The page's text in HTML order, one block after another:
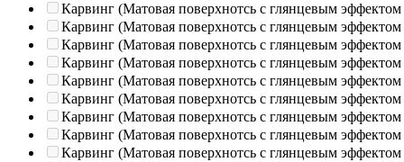
Карвинг (Матовая поверхнотсь с глянцевым эффектом
Карвинг (Матовая поверхнотсь с глянцевым эффектом
Карвинг (Матовая поверхнотсь с глянцевым эффектом
Карвинг (Матовая поверхнотсь с глянцевым эффектом
Карвинг (Матовая поверхнотсь с глянцевым эффектом
Карвинг (Матовая поверхнотсь с глянцевым эффектом
Карвинг (Матовая поверхнотсь с глянцевым эффектом
Карвинг (Матовая поверхнотсь с глянцевым эффектом
Карвинг (Матовая поверхнотсь с глянцевым эффектом